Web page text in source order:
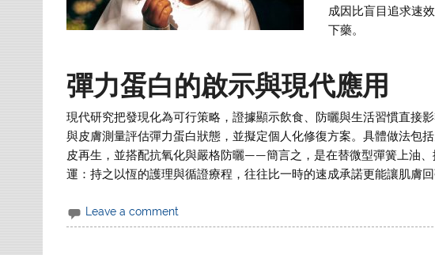
成因比盲目追求速
下藥。
彈力蛋白的啟示與現代應用
現代研究把發現化為可行策略，證據顯示飲食、防曬與生活習慣直接
與皮膚測量評估彈力蛋白狀態，並擬定個人化修復方案。具體做法包
皮再生，並搭配抗氧化與嚴格防曬——簡言之，是在替微型彈簧上油
運：持之以恆的護理與循證療程，往往比一時的速成承諾更能讓肌膚回
Leave a comment